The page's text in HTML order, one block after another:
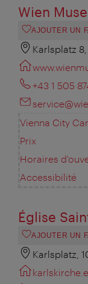
Wien
AJOUTER UN
Karlsplatz
+43 1 505
Vienna City
Prix
Horaires
Accessibilité
Église
AJOUTER UN
Karlsplatz,